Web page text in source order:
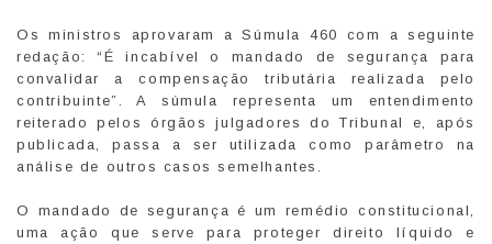
Os ministros aprovaram a Súmula 460 com a seguinte
redação: “É incabível o mandado de segurança para
convalidar a compensação tributária realizada pelo
contribuinte”. A súmula representa um entendimento
reiterado pelos órgãos julgadores do Tribunal e, após
publicada, passa a ser utilizada como parâmetro na
análise de outros casos semelhantes.
O mandado de segurança é um remédio constitucional,
uma ação que serve para proteger direito líquido e